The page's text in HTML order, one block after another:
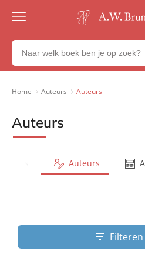
Gratis
23:00
besteld,
werkdag
Veilig
betalen
Zoeken
naar
boeken,
Home Auteurs Auteurs
Auteurs
Auteurs
Filteren